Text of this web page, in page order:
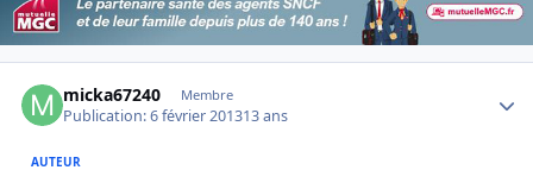
micka67240 Membre
Publication:6 février 201313 ans
AUTEUR